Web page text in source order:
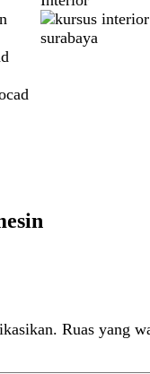
Ruas yang